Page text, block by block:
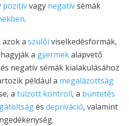
pozitívvagy negatívsémák
.
a szülői viselkedésformák,
a gyermekalapvető
negatív sémák kialakulásához
például a megalázottság
a túlzott kontroll, a büntetés
és depriváció, valamint